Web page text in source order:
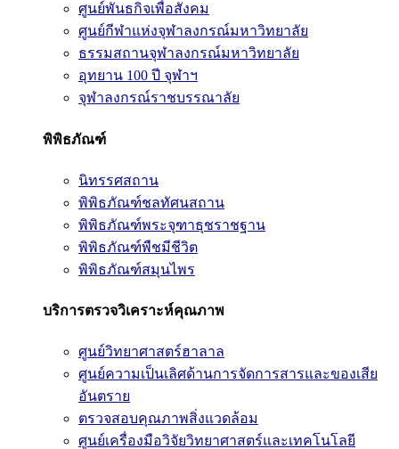
ศูนย์พันธกิจเพื่อสังคม
ศูนย์กีฬาแห่งจุฬาลงกรณ์มหาวิทยาลัย
ธรรมสถานจุฬาลงกรณ์มหาวิทยาลัย
อุทยาน 100 ปี จุฬาฯ
จุฬาลงกรณ์ราชบรรณาลัย
พิพิธภัณฑ์
นิทรรศสถาน
พิพิธภัณฑ์ชลทัศนสถาน
พิพิธภัณฑ์พระจุฑาธุชราชฐาน
พิพิธภัณฑ์พืชมีชีวิต
พิพิธภัณฑ์สมุนไพร
บริการตรวจวิเคราะห์คุณภาพ
ศูนย์วิทยาศาสตร์ฮาลาล
ศูนย์ความเป็นเลิศด้านการจัดการสารและของเสีย
อันตราย
ตรวจสอบคุณภาพสิ่งแวดล้อม
ศูนย์เครื่องมือวิจัยวิทยาศาสตร์และเทคโนโลยี